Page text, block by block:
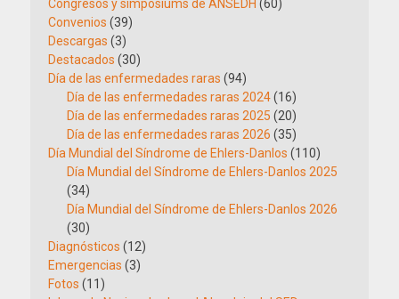
Congresos y simpósiums de ANSEDH (60)
Convenios (39)
Descargas (3)
Destacados (30)
Día de las enfermedades raras (94)
Día de las enfermedades raras 2024(16)
Día de las enfermedades raras 2025 (20)
Día de las enfermedades raras 2026 (35)
Día Mundial del Síndrome de Ehlers-Danlos (110)
Día Mundial del Síndrome de Ehlers-Danlos 2025
(34)
Día Mundial del Síndrome de Ehlers-Danlos 2026
(30)
Diagnósticos (12)
Emergencias (3)
Fotos (11)